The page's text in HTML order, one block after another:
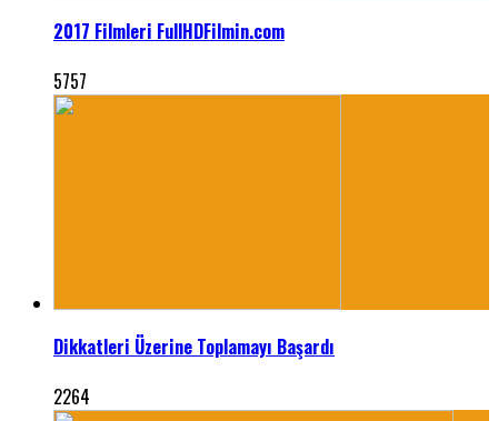
2017 Filmleri FullHDFilmin.com
5757
Dikkatleri Üzerine Toplamayı Başardı
2264